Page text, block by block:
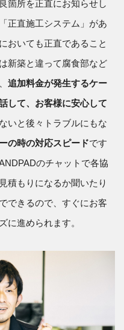
箇所を正直にお知らせし
正直施工システム」があ
おいても正直であること
新築と違って腐食部など
追加料金が発生するケー
して、お客様に安心して
いと後々トラブルにもな
の時の対応スピードです
のチャットで各協
積もりになるか聞いたり
できるので、すぐにお客
に進められます。